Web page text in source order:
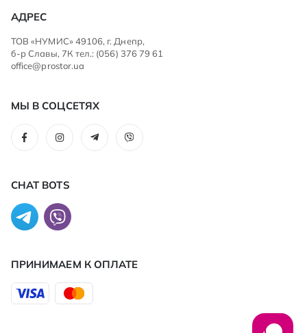
АДРЕС
ТОВ «НУМИС» 49106, г. Днепр,
б-р Славы, 7К тел.: (056) 376 79 61
office@prostor.ua
МЫ В СОЦСЕТЯХ
CHAT BOTS
ПРИНИМАЕМ К ОПЛАТЕ